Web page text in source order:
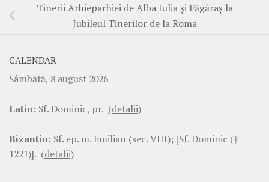
Tinerii Arhieparhiei de Alba Iulia și Făgăraș la
Jubileul Tinerilor de la Roma
CALENDAR
Sâmbătă, 8 august 2026
Latin: Sf. Dominic, pr. (detalii)
Bizantin: Sf. ep. m. Emilian (sec. VIII); [Sf. Dominic (†
1221)]. (detalii)